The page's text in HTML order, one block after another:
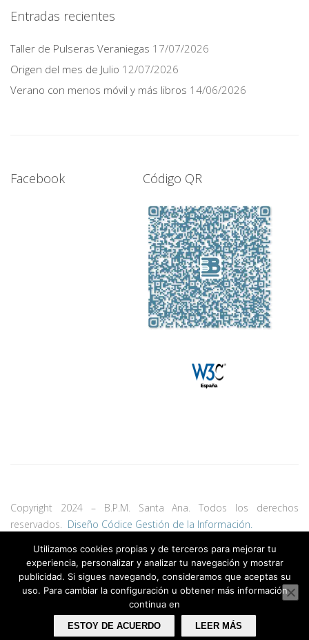
Entradas recientes
Taller de Pulseras Veraniegas 17/07/2026
Origen del mes de Julio 12/07/2026
Verano con menos móvil y más libros 14/06/2026
Facebook Código QR
Copyright 2024 – B.P.M. Santa Ana. Todos los derechos
reservados. Diseño Códice Gestión de la Información.
Utilizamos cookies propias y de terceros para mejorar tu
experiencia, personalizar y analizar tu navegación y mostrar
publicidad. Si sigues navegando, consideramos que aceptas su
uso. Para cambiar la configuración u obtener más información
continua en
ESTOY DE ACUERDO LEER MÁS